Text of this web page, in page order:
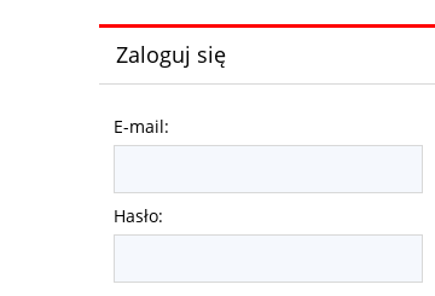
Zaloguj się
E-mail:
Hasło: